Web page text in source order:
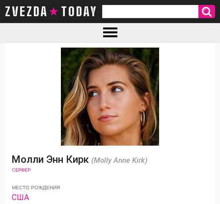
ZVEZDA TODAY
Молли Энн Кирк (Molly Anne Kirk)
СЕРФЕР
МЕСТО РОЖДЕНИЯ
США